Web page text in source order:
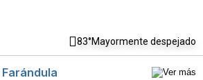
83°Mayormente despejado
Farándula